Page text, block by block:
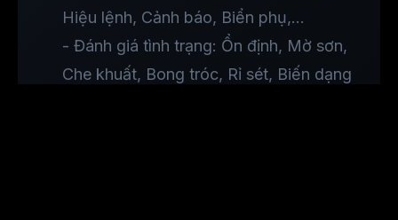
Hiệu lệnh, Cảnh báo, Biển phụ,...
- Đánh giá tình trạng: Ổn định, Mờ sơn,
Che khuất, Bong tróc, Rỉ sét, Biến dạng